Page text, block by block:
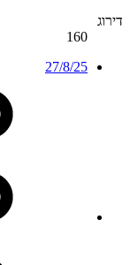
דירוג
160
27/8/25